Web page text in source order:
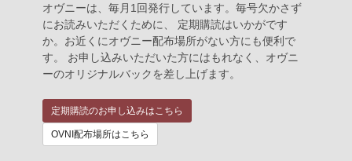
オヴニーは、毎月1回発行しています。毎号欠かさず
にお読みいただくために、 定期購読はいかがです
か。お近くにオヴニー配布場所がない方にも便利で
す。 お申し込みいただいた方にはもれなく、オヴニ
ーのオリジナルバックを差し上げます。
定期購読のお申し込みはこちら
OVNI配布場所はこちら